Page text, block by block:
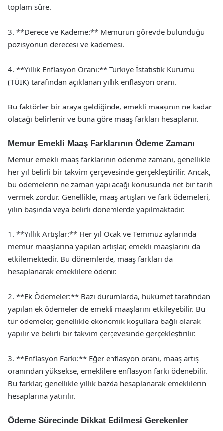
toplam süre.
3. **Derece ve Kademe:** Memurun görevde bulunduğu
pozisyonun derecesi ve kademesi.
4. **Yıllık Enflasyon Oranı:** Türkiye İstatistik Kurumu
(TÜİK) tarafından açıklanan yıllık enflasyon oranı.
Bu faktörler bir araya geldiğinde, emekli maaşının ne kadar
olacağı belirlenir ve buna göre maaş farkları hesaplanır.
Memur Emekli Maaş Farklarının Ödeme Zamanı
Memur emekli maaş farklarının ödenme zamanı, genellikle
her yıl belirli bir takvim çerçevesinde gerçekleştirilir. Ancak,
bu ödemelerin ne zaman yapılacağı konusunda net bir tarih
vermek zordur. Genellikle, maaş artışları ve fark ödemeleri,
yılın başında veya belirli dönemlerde yapılmaktadır.
1. **Yıllık Artışlar:** Her yıl Ocak ve Temmuz aylarında
memur maaşlarına yapılan artışlar, emekli maaşlarını da
etkilemektedir. Bu dönemlerde, maaş farkları da
hesaplanarak emeklilere ödenir.
2. **Ek Ödemeler:** Bazı durumlarda, hükümet tarafından
yapılan ek ödemeler de emekli maaşlarını etkileyebilir. Bu
tür ödemeler, genellikle ekonomik koşullara bağlı olarak
yapılır ve belirli bir takvim çerçevesinde gerçekleştirilir.
3. **Enflasyon Farkı:** Eğer enflasyon oranı, maaş artış
oranından yüksekse, emeklilere enflasyon farkı ödenebilir.
Bu farklar, genellikle yıllık bazda hesaplanarak emeklilerin
hesaplarına yatırılır.
Ödeme Sürecinde Dikkat Edilmesi Gerekenler